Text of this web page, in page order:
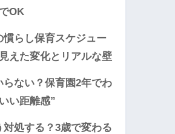
OK
慣らし保育スケジュー
えた変化とリアルな壁
らない？保育園2年でわ
い距離感”
処する？3歳で変わる